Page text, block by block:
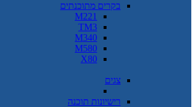
בקרים מתוכנתים
M221
TM3
M340
M580
X80
צגים
רישיונות תוכנה